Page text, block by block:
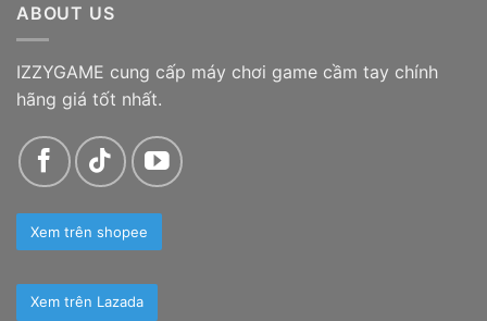
ABOUT US
IZZYGAME cung cấp máy chơi game cầm tay chính
hãng giá tốt nhất.
Xem trên shopee
Xem trên Lazada